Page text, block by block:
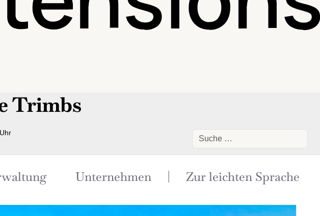
Trimbs
Suchen
Unternehmen Zur leichten Sprache